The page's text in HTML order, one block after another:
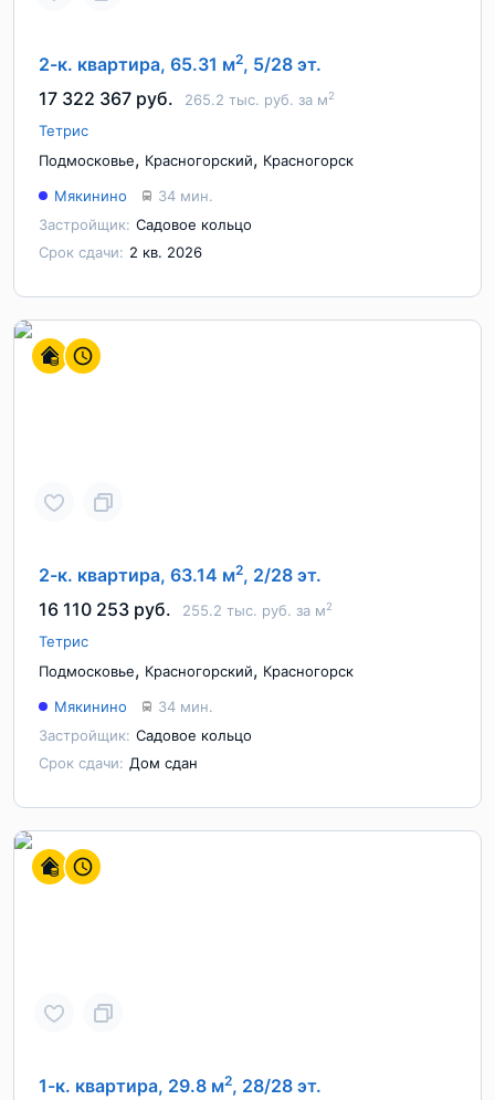
2-к. квартира, 65.31 м2, 5/28 эт.
17 322 367 руб.
265.2 тыс. руб. за м2
Тетрис
Подмосковье, Красногорский, Красногорск
Мякинино
34 мин.
Застройщик: Садовое кольцо
Срок сдачи: 2 кв. 2026
2-к. квартира, 63.14 м2, 2/28 эт.
16 110 253 руб.
255.2 тыс. руб. за м2
Тетрис
Подмосковье, Красногорский, Красногорск
Мякинино
34 мин.
Застройщик: Садовое кольцо
Срок сдачи: Дом сдан
1-к. квартира, 29.8 м2, 28/28 эт.